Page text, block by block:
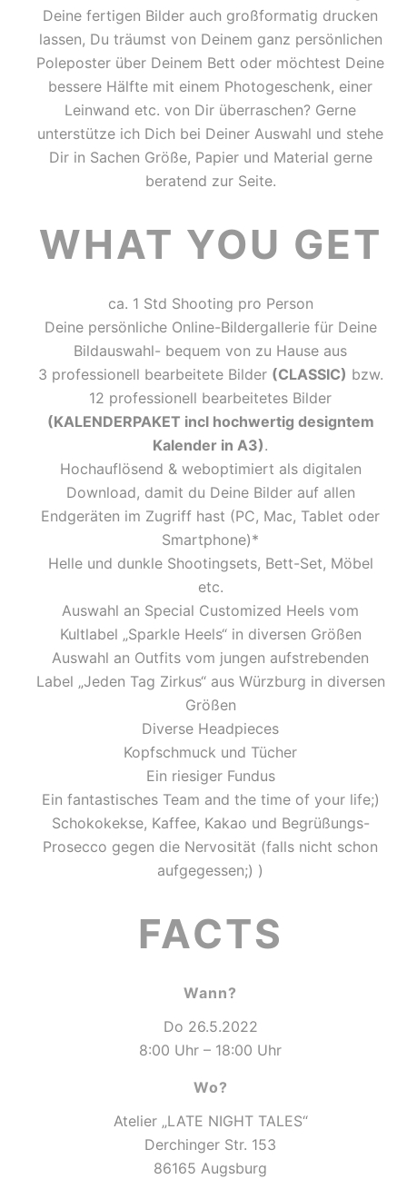
Deine fertigen Bilder auch großformatig drucken
lassen, Du träumst von Deinem ganz persönlichen
Poleposter über Deinem Bett oder möchtest Deine
bessere Hälfte mit einem Photogeschenk, einer
Leinwand etc. von Dir überraschen? Gerne
unterstütze ich Dich bei Deiner Auswahl und stehe
Dir in Sachen Größe, Papier und Material gerne
beratend zur Seite.
WHAT YOU GET
ca. 1 Std Shooting pro Person
Deine persönliche Online-Bildergallerie für Deine
Bildauswahl- bequem von zu Hause aus
3 professionell bearbeitete Bilder (CLASSIC) bzw.
12 professionell bearbeitetes Bilder
(KALENDERPAKET incl hochwertig designtem
Kalender in A3).
Hochauflösend & weboptimiert als digitalen
Download, damit du Deine Bilder auf allen
Endgeräten im Zugriff hast (PC, Mac, Tablet oder
Smartphone)*
Helle und dunkle Shootingsets, Bett-Set, Möbel
etc.
Auswahl an Special Customized Heels vom
Kultlabel „Sparkle Heels“ in diversen Größen
Auswahl an Outfits vom jungen aufstrebenden
Label „Jeden Tag Zirkus“ aus Würzburg in diversen
Größen
Diverse Headpieces
Kopfschmuck und Tücher
Ein riesiger Fundus
Ein fantastisches Team and the time of your life;)
Schokokekse, Kaffee, Kakao und Begrüßungs-
Prosecco gegen die Nervosität (falls nicht schon
aufgegessen;) )
FACTS
Wann?
Do 26.5.2022
8:00 Uhr – 18:00 Uhr
Wo?
Atelier „LATE NIGHT TALES“
Derchinger Str. 153
86165 Augsburg